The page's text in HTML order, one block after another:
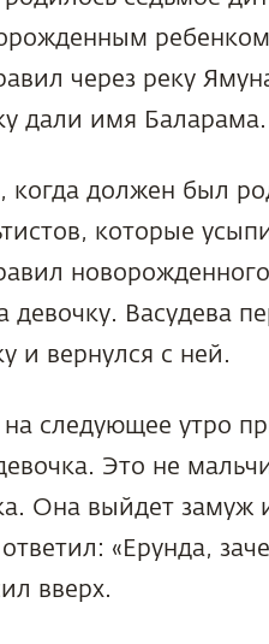
через реку
дали имя Баларама.
когда должен был
которые
девочку. Васудева
и вернулся с ней.
на следующее утро
Это не
Она выйдет замуж
«Ерунда,
вверх.